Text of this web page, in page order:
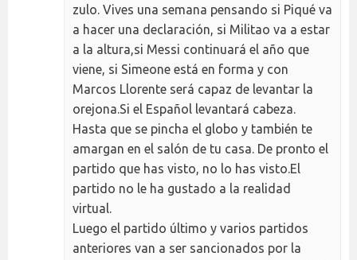
zulo. Vives una semana pensando si Piqué va
a hacer una declaración, si Militao va a estar
a la altura,si Messi continuará el año que
viene, si Simeone está en forma y con
Marcos Llorente será capaz de levantar la
orejona.Si el Español levantará cabeza.
Hasta que se pincha el globo y también te
amargan en el salón de tu casa. De pronto el
partido que has visto, no lo has visto.El
partido no le ha gustado a la realidad
virtual.
Luego el partido último y varios partidos
anteriores van a ser sancionados por la